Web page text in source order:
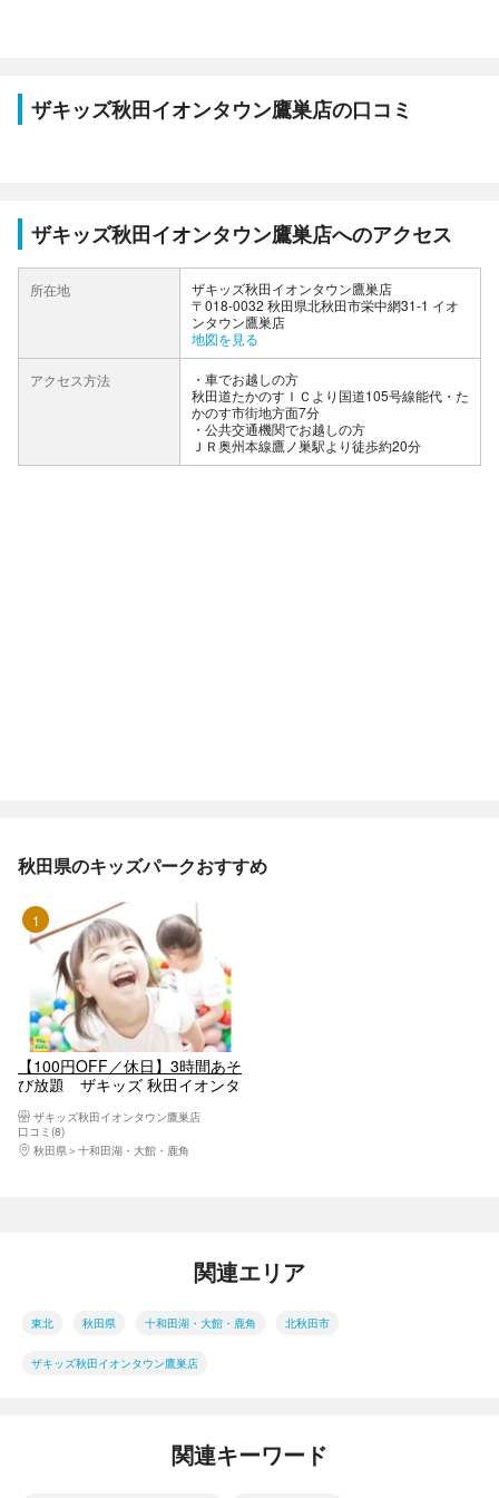
ザキッズ秋田イオンタウン鷹巣店の口コミ
ザキッズ秋田イオンタウン鷹巣店へのアクセス
所在地
ザキッズ秋田イオンタウン鷹巣店
〒018-0032 秋田県北秋田市栄中網31-1 イオ
ンタウン鷹巣店
地図を見る
アクセス方法
車でお越しの方
秋田道たかのすＩＣより国道105号線能代・た
かのす市街地方面7分
公共交通機関でお越しの方
ＪＲ奥州本線鷹ノ巣駅より徒歩約20分
秋田県のキッズパークおすすめ
1位
【100円OFF／休日】3時間あそ
び放題 ザキッズ 秋田イオンタ
ザキッズ秋田イオンタウン鷹巣店
口コミ(8)
秋田県
十和田湖・大館・鹿角
関連エリア
東北 秋田県 十和田湖・大館・鹿角 北秋田市
ザキッズ秋田イオンタウン鷹巣店
関連キーワード